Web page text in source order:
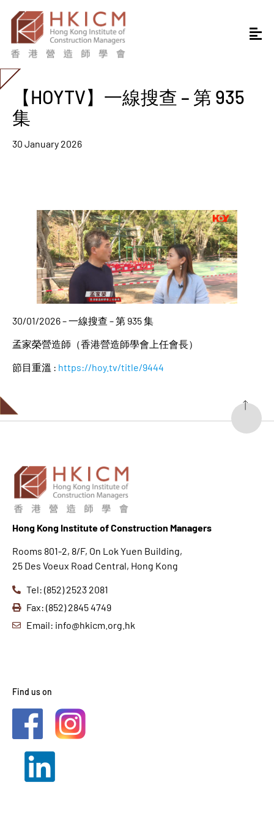
【HOYTV】一線搜查 – 第 935
集
30 January 2026
30/01/2026 – 一線搜查 – 第 935 集
孟家榮營造師（香港營造師學會上任會長）
節目重溫 : https://hoy.tv/title/9444
Hong Kong Institute of Construction Managers
Rooms 801-2, 8/F, On Lok Yuen Building,
25 Des Voeux Road Central, Hong Kong
Tel: (852) 2523 2081
Fax: (852) 2845 4749
Email: info@hkicm.org.hk
Find us on